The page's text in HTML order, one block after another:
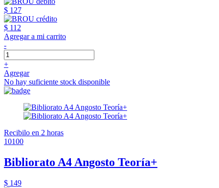
$ 127
$ 112
Agregar a mi carrito
-
+
Agregar
No hay suficiente stock disponible
Recibilo en 2 horas
10100
Bibliorato A4 Angosto Teoría+
$ 149